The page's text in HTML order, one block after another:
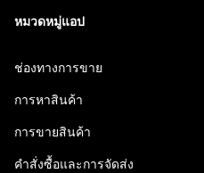
หมวดหมู่แอป
ช่องทางการขาย
การหาสินค้า
การขายสินค้า
คำสั่งซื้อและการจัดส่ง